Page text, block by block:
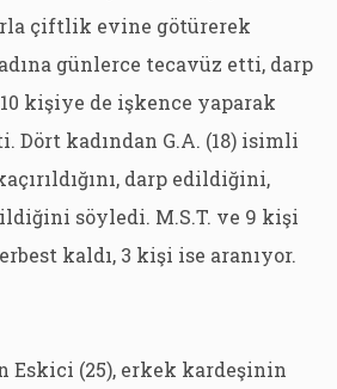
çiftlik evine götürerek
günlerce tecavüz etti, darp
kişiye de işkence yaparak
Dört kadından G.A. (18) isimli
darp edildiğini,
söyledi. M.S.T. ve 9 kişi
kaldı, 3 kişi ise aranıyor.
Eskici (25), erkek kardeşinin